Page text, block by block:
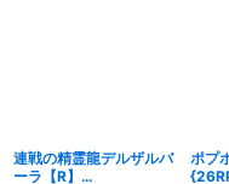
連戦の精霊龍デルザルバ
ーラ【R】
ポプ